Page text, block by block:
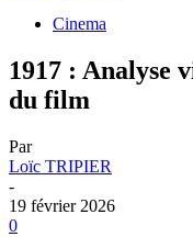
Cinema
1917 : Analyse
du film
Par
Loïc TRIPIER
-
19 février 2026
0